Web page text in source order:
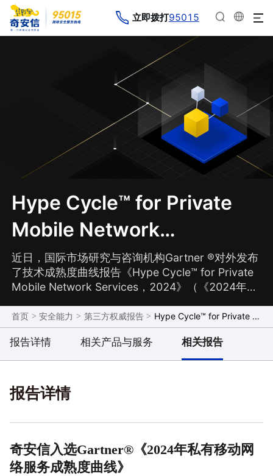
立即拨打95015
Hype Cycle™ for Private
Mobile Network
Services，2024
近日，国际市场研究与咨询机构Gartner ®对外发布
了技术成熟度曲线报告《Hype Cycle™ for Private
Mobile Network Services，2024》（《2024年私
安信入选为中国攻击面管理（ASM）代表厂商，我
们认为这充分证明了公司在该领域的领先技术优势
和市场认可度。
首页 > 安全能力 > 第三方权威报告 > Hype Cycle™ for Private Mobile Network Services，2024
报告详情 相关产品与服务 相关报告
报告详情
奇安信入选Gartner®《2024年私有移动网
络服务成熟度曲线》